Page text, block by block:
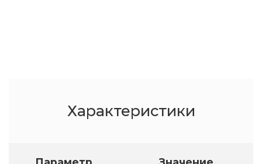
Характеристики